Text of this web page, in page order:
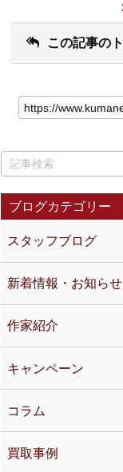
この記事の
ブログカテゴリー
スタッフブログ
新着情報・お知らせ
作家紹介
キャンペーン
コラム
買取事例